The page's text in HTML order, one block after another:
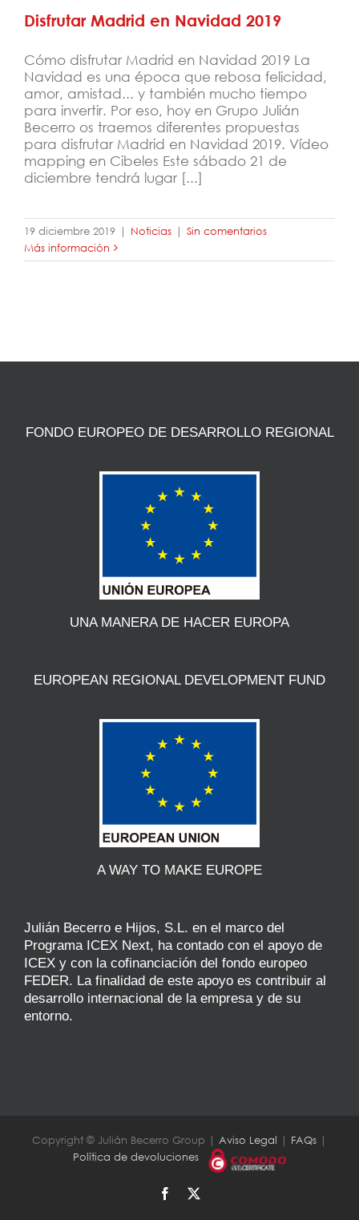
Disfrutar Madrid en Navidad 2019
Cómo disfrutar Madrid en Navidad 2019 La
Navidad es una época que rebosa felicidad,
amor, amistad... y también mucho tiempo
para invertir. Por eso, hoy en Grupo Julián
Becerro os traemos diferentes propuestas
para disfrutar Madrid en Navidad 2019. Vídeo
mapping en Cibeles Este sábado 21 de
diciembre tendrá lugar [...]
19 diciembre 2019 | Noticias | Sin comentarios
Más información
FONDO EUROPEO DE DESARROLLO REGIONAL
UNA MANERA DE HACER EUROPA
EUROPEAN REGIONAL DEVELOPMENT FUND
A WAY TO MAKE EUROPE
Julián Becerro e Hijos, S.L. en el marco del
Programa ICEX Next, ha contado con el apoyo de
ICEX y con la cofinanciación del fondo europeo
FEDER. La finalidad de este apoyo es contribuir al
desarrollo internacional de la empresa y de su
entorno.
Copyright © Julián Becerro Group | Aviso Legal | FAQs |
Política de devoluciones
Facebook